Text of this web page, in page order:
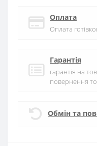
Оплата
Оплата
Гарантія
гарантія на
повернення
Обмін та